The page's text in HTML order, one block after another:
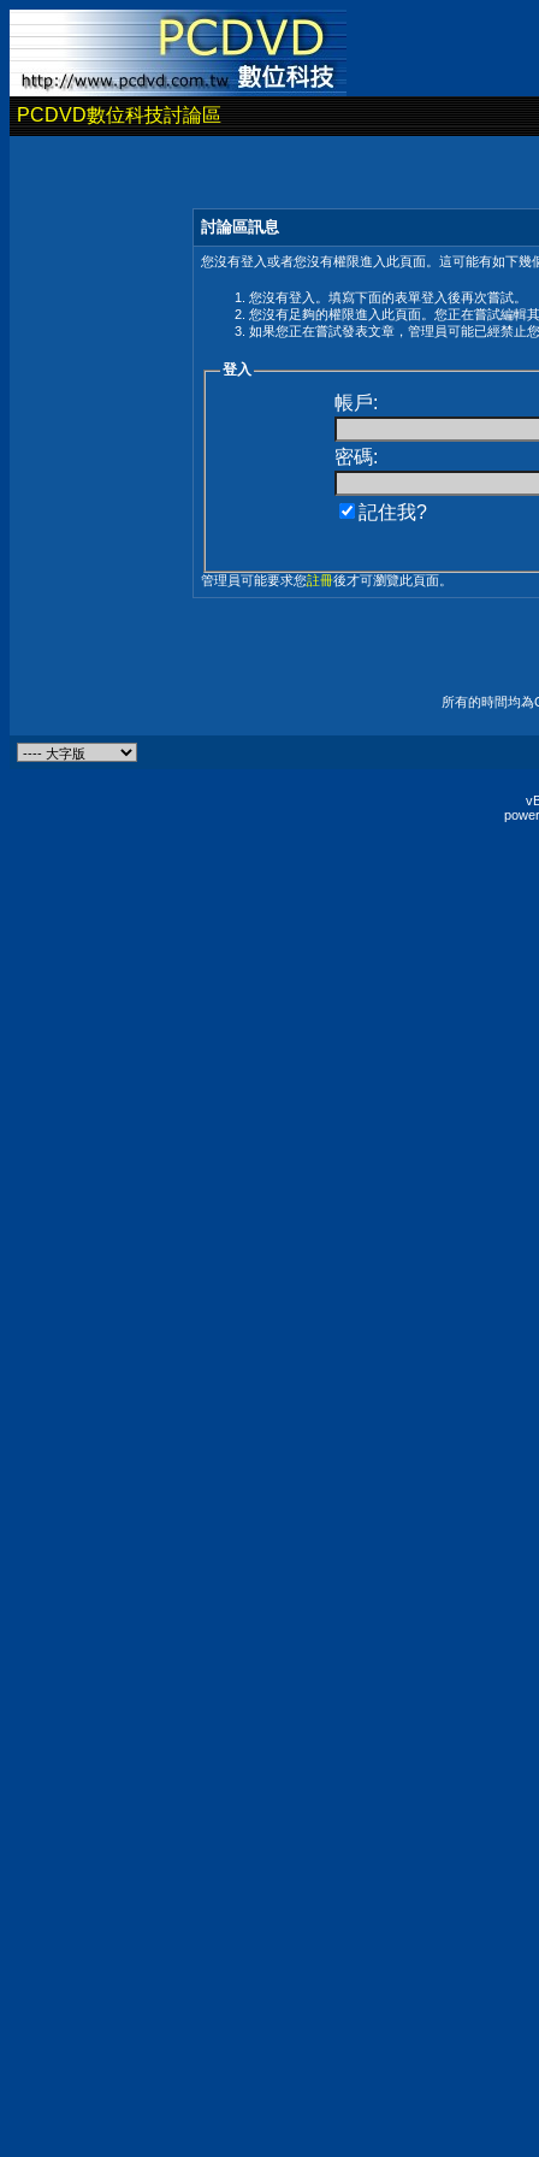
PCDVD數位科技討論區
討論區訊息
您沒有登入或者您沒有權限進入此頁面。這可能有如下幾
您沒有登入。填寫下面的表單登入後再次嘗試。
您沒有足夠的權限進入此頁面。您正在嘗試編輯
如果您正在嘗試發表文章，管理員可能已經禁止
登入
帳戶:
密碼:
記住我?
管理員可能要求您註冊後才可瀏覽此頁面。
所有的時間均為